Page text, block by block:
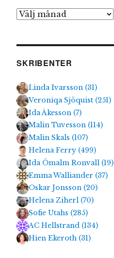
Arkiv
SKRIBENTER
Linda Ivarsson (31)
Veroniqa Sjöquist (251)
Ida Åkesson (7)
Malin Tuvesson (114)
Malin Skals (107)
Helena Ferry (499)
Ida Ömalm Ronvall (19)
Emma Walliander (37)
Oskar Jonsson (20)
Helena Ziherl (70)
Sofie Utahs (285)
AC Hellstrand (134)
Hien Ekeroth (31)